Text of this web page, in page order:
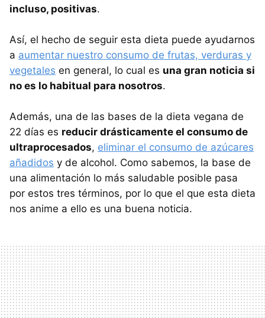
incluso, positivas.
Así, el hecho de seguir esta dieta puede ayudarnos
a aumentar nuestro consumo de frutas, verduras y
vegetales en general, lo cual es una gran noticia si
no es lo habitual para nosotros.
Además, una de las bases de la dieta vegana de
22 días es reducir drásticamente el consumo de
ultraprocesados, eliminar el consumo de azúcares
añadidos y de alcohol. Como sabemos, la base de
una alimentación lo más saludable posible pasa
por estos tres términos, por lo que el que esta dieta
nos anime a ello es una buena noticia.